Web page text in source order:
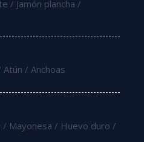
/ Jamón plancha /
/ Anchoas
Mayonesa / Huevo duro /